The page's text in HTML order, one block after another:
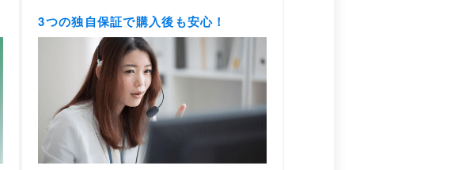
3つの独自保証で購入後も安心！